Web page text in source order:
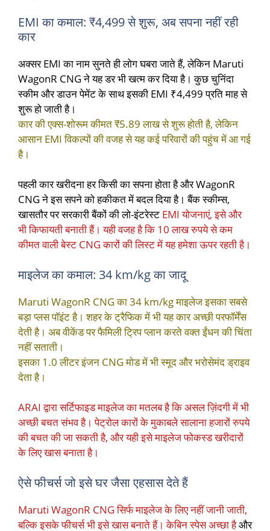
EMI का कमाल: ₹4,499 से शुरू, अब सपना नहीं रही
कार
अक्सर EMI का नाम सुनते ही लोग घबरा जाते हैं, लेकिन Maruti
WagonR CNG ने यह डर भी खत्म कर दिया है। कुछ चुनिंदा
स्कीम और डाउन पेमेंट के साथ इसकी EMI ₹4,499 प्रति माह से
शुरू हो जाती है।
कार की एक्स-शोरूम कीमत ₹5.89 लाख से शुरू होती है, लेकिन
आसान EMI विकल्पों की वजह से यह कई परिवारों की पहुंच में आ गई
है।
पहली कार खरीदना हर किसी का सपना होता है और WagonR
CNG ने इस सपने को हकीकत में बदल दिया है। बैंक स्कीम्स,
खासतौर पर सरकारी बैंकों की लो-इंटरेस्ट EMI योजनाएं, इसे और
भी किफायती बनाती हैं। यही वजह है कि 10 लाख रुपये से कम
कीमत वाली बेस्ट CNG कारों की लिस्ट में यह हमेशा ऊपर रहती है।
माइलेज का कमाल: 34 km/kg का जादू
Maruti WagonR CNG का 34 km/kg माइलेज इसका सबसे
बड़ा प्लस पॉइंट है। शहर के ट्रैफिक में भी यह कार अच्छी परफॉर्मेंस
देती है। अब वीकेंड पर फैमिली ट्रिप प्लान करते वक्त ईंधन की चिंता
नहीं सताती।
इसका 1.0 लीटर इंजन CNG मोड में भी स्मूद और भरोसेमंद ड्राइव
देता है।
ARAI द्वारा सर्टिफाइड माइलेज का मतलब है कि असल ज़िंदगी में भी
अच्छी बचत संभव है। पेट्रोल कारों के मुकाबले सालाना हजारों रुपये
की बचत की जा सकती है, और यही इसे माइलेज फोकस्ड खरीदारों
के लिए खास बनाता है।
ऐसे फीचर्स जो इसे घर जैसा एहसास देते हैं
Maruti WagonR CNG सिर्फ माइलेज के लिए नहीं जानी जाती,
बल्कि इसके फीचर्स भी इसे खास बनाते हैं। केबिन स्पेस अच्छा हैऔर